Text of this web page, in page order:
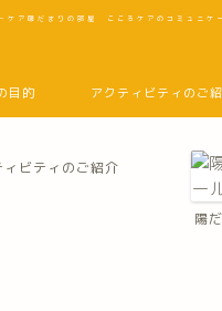
目的 アクティビティのご
ィビティのご紹介
陽